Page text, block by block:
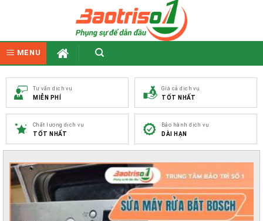
MENU
Tư vấn dịch vụ
MIỄN PHÍ
Giá cả dịch vụ
TỐT NHẤT
Chất lượng dịch vụ
TỐT NHẤT
Bảo hành dịch vụ
DÀI HẠN